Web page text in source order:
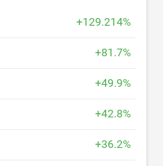
+129.214%
+81.7%
+49.9%
+42.8%
+36.2%